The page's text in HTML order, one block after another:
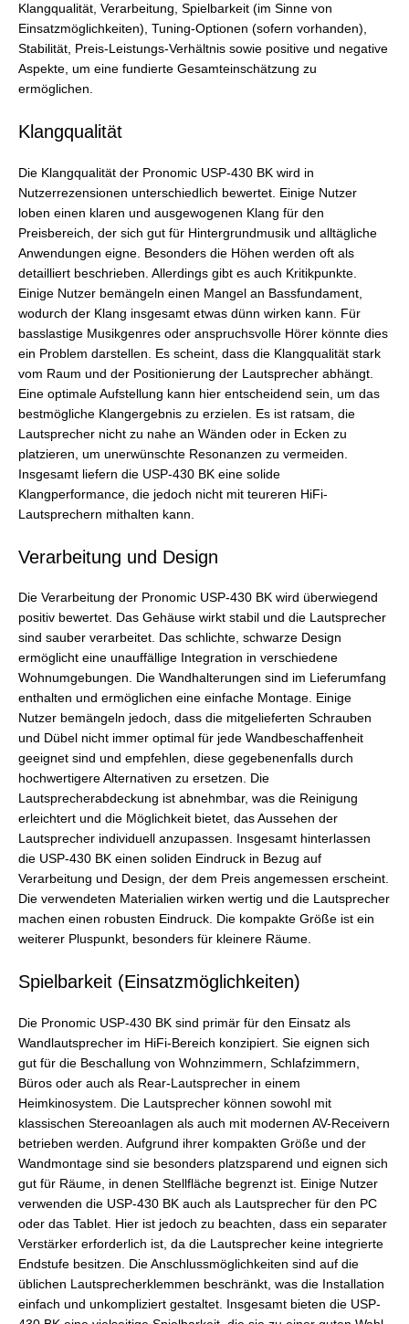
Klangqualität, Verarbeitung, Spielbarkeit (im Sinne von
Einsatzmöglichkeiten), Tuning-Optionen (sofern vorhanden),
Stabilität, Preis-Leistungs-Verhältnis sowie positive und negative
Aspekte, um eine fundierte Gesamteinschätzung zu
ermöglichen.
Klangqualität
Die Klangqualität der Pronomic USP-430 BK wird in
Nutzerrezensionen unterschiedlich bewertet. Einige Nutzer
loben einen klaren und ausgewogenen Klang für den
Preisbereich, der sich gut für Hintergrundmusik und alltägliche
Anwendungen eigne. Besonders die Höhen werden oft als
detailliert beschrieben. Allerdings gibt es auch Kritikpunkte.
Einige Nutzer bemängeln einen Mangel an Bassfundament,
wodurch der Klang insgesamt etwas dünn wirken kann. Für
basslastige Musikgenres oder anspruchsvolle Hörer könnte dies
ein Problem darstellen. Es scheint, dass die Klangqualität stark
vom Raum und der Positionierung der Lautsprecher abhängt.
Eine optimale Aufstellung kann hier entscheidend sein, um das
bestmögliche Klangergebnis zu erzielen. Es ist ratsam, die
Lautsprecher nicht zu nahe an Wänden oder in Ecken zu
platzieren, um unerwünschte Resonanzen zu vermeiden.
Insgesamt liefern die USP-430 BK eine solide
Klangperformance, die jedoch nicht mit teureren HiFi-
Lautsprechern mithalten kann.
Verarbeitung und Design
Die Verarbeitung der Pronomic USP-430 BK wird überwiegend
positiv bewertet. Das Gehäuse wirkt stabil und die Lautsprecher
sind sauber verarbeitet. Das schlichte, schwarze Design
ermöglicht eine unauffällige Integration in verschiedene
Wohnumgebungen. Die Wandhalterungen sind im Lieferumfang
enthalten und ermöglichen eine einfache Montage. Einige
Nutzer bemängeln jedoch, dass die mitgelieferten Schrauben
und Dübel nicht immer optimal für jede Wandbeschaffenheit
geeignet sind und empfehlen, diese gegebenenfalls durch
hochwertigere Alternativen zu ersetzen. Die
Lautsprecherabdeckung ist abnehmbar, was die Reinigung
erleichtert und die Möglichkeit bietet, das Aussehen der
Lautsprecher individuell anzupassen. Insgesamt hinterlassen
die USP-430 BK einen soliden Eindruck in Bezug auf
Verarbeitung und Design, der dem Preis angemessen erscheint.
Die verwendeten Materialien wirken wertig und die Lautsprecher
machen einen robusten Eindruck. Die kompakte Größe ist ein
weiterer Pluspunkt, besonders für kleinere Räume.
Spielbarkeit (Einsatzmöglichkeiten)
Die Pronomic USP-430 BK sind primär für den Einsatz als
Wandlautsprecher im HiFi-Bereich konzipiert. Sie eignen sich
gut für die Beschallung von Wohnzimmern, Schlafzimmern,
Büros oder auch als Rear-Lautsprecher in einem
Heimkinosystem. Die Lautsprecher können sowohl mit
klassischen Stereoanlagen als auch mit modernen AV-Receivern
betrieben werden. Aufgrund ihrer kompakten Größe und der
Wandmontage sind sie besonders platzsparend und eignen sich
gut für Räume, in denen Stellfläche begrenzt ist. Einige Nutzer
verwenden die USP-430 BK auch als Lautsprecher für den PC
oder das Tablet. Hier ist jedoch zu beachten, dass ein separater
Verstärker erforderlich ist, da die Lautsprecher keine integrierte
Endstufe besitzen. Die Anschlussmöglichkeiten sind auf die
üblichen Lautsprecherklemmen beschränkt, was die Installation
einfach und unkompliziert gestaltet. Insgesamt bieten die USP-